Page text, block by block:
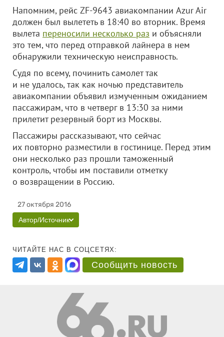
Напомним, рейс ZF-9643 авиакомпании Azur Air
должен был вылететь в 18:40 во вторник. Время
вылета переносили несколько раз и объясняли
это тем, что перед отправкой лайнера в нем
обнаружили техническую неисправность.
Судя по всему, починить самолет так
и не удалось, так как ночью представитель
авиакомпании объявил измученным ожиданием
пассажирам, что в четверг в 13:30 за ними
прилетит резервный борт из Москвы.
Пассажиры рассказывают, что сейчас
их повторно разместили в гостинице. Перед этим
они несколько раз прошли таможенный
контроль, чтобы им поставили отметку
о возвращении в Россию.
27 октября 2016
Автор/Источник
ЧИТАЙТЕ НАС В СОЦСЕТЯХ:
Сообщить новость